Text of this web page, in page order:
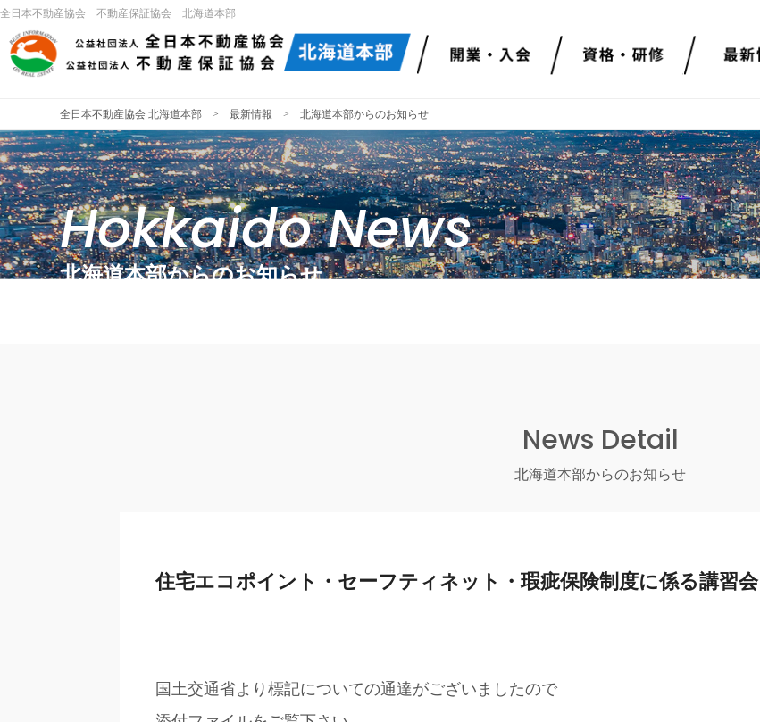
全日本不動産協会 不動産保証協会 北海道本部
全日本不動産協会 北海道本部 >最新情報 > 北海道本部からのお知らせ
Hokkaido News
北海道本部からのお知らせ
News Detail
北海道本部からのお知らせ
住宅エコポイント・セーフティネット・瑕疵保険制度に係る講習会
国土交通省より標記についての通達がございましたので